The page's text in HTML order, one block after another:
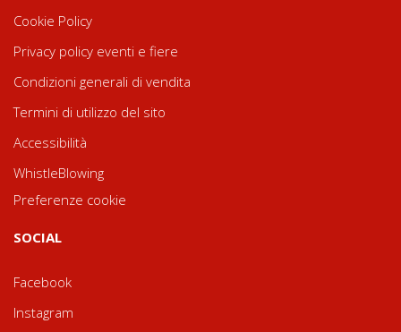
Cookie Policy
Privacy policy eventi e fiere
Condizioni generali di vendita
Termini di utilizzo del sito
Accessibilità
WhistleBlowing
Preferenze cookie
SOCIAL
Facebook
Instagram